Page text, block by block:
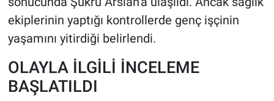
ekiplerinin yaptığı kontrollerde genç işçinin
yaşamını yitirdiği belirlendi.
OLAYLA İLGİLİ İNCELEME
BAŞLATILDI